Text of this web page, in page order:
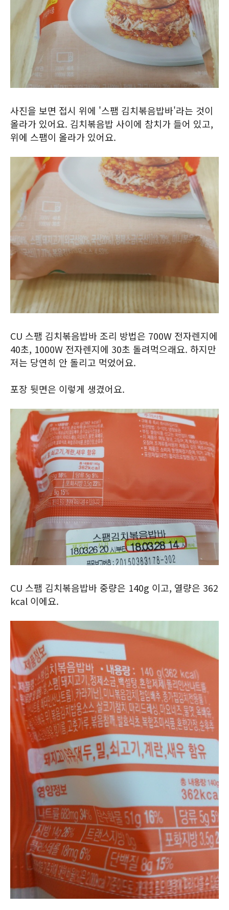
사진을 보면 접시 위에 '스팸 김치볶음밥바'라는 것이
올라가 있어요. 김치볶음밥 사이에 참치가 들어 있고,
위에 스팸이 올라가 있어요.
CU 스팸 김치볶음밥바 조리 방법은 700W 전자렌지에
40초, 1000W 전자렌지에 30초 돌려먹으래요. 하지만
저는 당연히 안 돌리고 먹었어요.
포장 뒷면은 이렇게 생겼어요.
CU 스팸 김치볶음밥바 중량은 140g 이고, 열량은 362
kcal 이에요.